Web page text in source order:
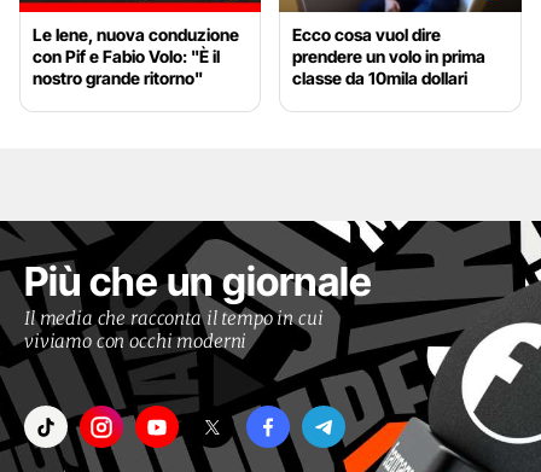
Le Iene, nuova conduzione
con Pif e Fabio Volo: "È il
nostro grande ritorno"
Ecco cosa vuol dire
prendere un volo in prima
classe da 10mila dollari
Più che un giornale
Il media che racconta il tempo in cui
viviamo con occhi moderni